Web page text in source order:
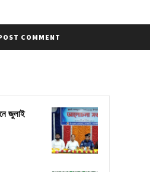
জুলাই